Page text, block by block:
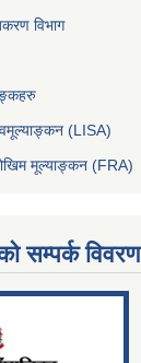
विभाग
(LISA)
मूल्याङ्कन (FRA)
सम्पर्क विवरण